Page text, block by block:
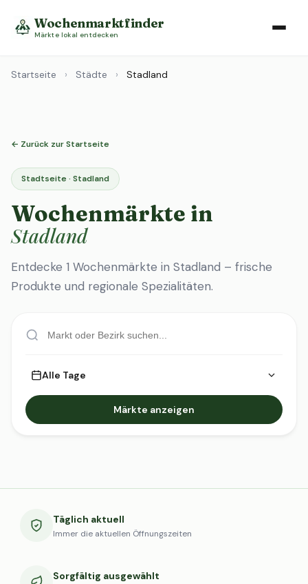
Wochenmarktfinder
Märkte lokal entdecken
Startseite › Städte › Stadland
← Zurück zur Startseite
Stadtseite · Stadland
Wochenmärkte in
Stadland
Entdecke 1 Wochenmärkte in Stadland – frische
Produkte und regionale Spezialitäten.
Alle Tage
Märkte anzeigen
Täglich aktuell
Immer die aktuellen Öffnungszeiten
Sorgfältig ausgewählt